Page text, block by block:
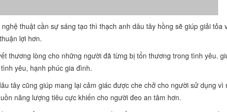
thuật cần sự sáng tạo thì thạch anh dâu tây hồng sẽ giúp giải tỏa
lợi hơn.
thương lòng cho những người đã từng bị tổn thương trong tình yêu.
yêu, hạnh phúc gia đình.
tây cũng giúp mang lại cảm giác được che chở cho người sử dụng
năng lượng tiêu cực khiến cho người đeo an tâm hơn.